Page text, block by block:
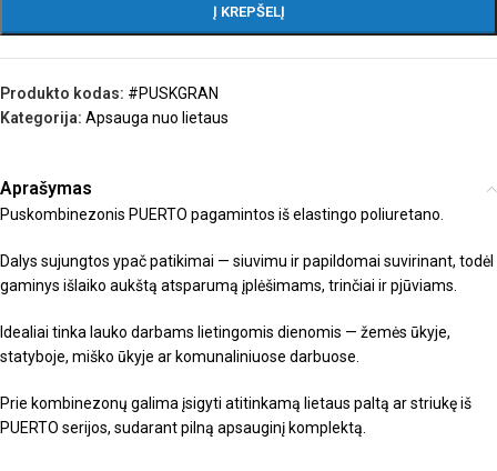
Į KREPŠELĮ
Produkto kodas: #PUSKGRAN
Kategorija: Apsauga nuo lietaus
Aprašymas
Puskombinezonis PUERTO pagamintos iš elastingo poliuretano.
Dalys sujungtos ypač patikimai — siuvimu ir papildomai suvirinant, todėl
gaminys išlaiko aukštą atsparumą įplėšimams, trinčiai ir pjūviams.
Idealiai tinka lauko darbams lietingomis dienomis — žemės ūkyje,
statyboje, miško ūkyje ar komunaliniuose darbuose.
Prie kombinezonų galima įsigyti atitinkamą lietaus paltą ar striukę iš
PUERTO serijos, sudarant pilną apsauginį komplektą.